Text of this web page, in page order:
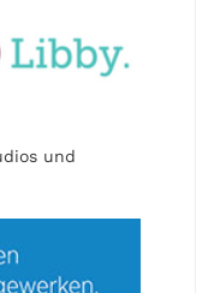
und